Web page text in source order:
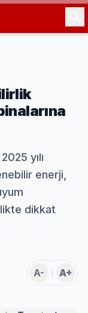
yılı
enerji,
dikkat
A- A+